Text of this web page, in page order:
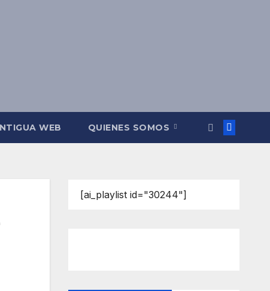
WEB QUIENES SOMOS
[ai_playlist id="30244"]